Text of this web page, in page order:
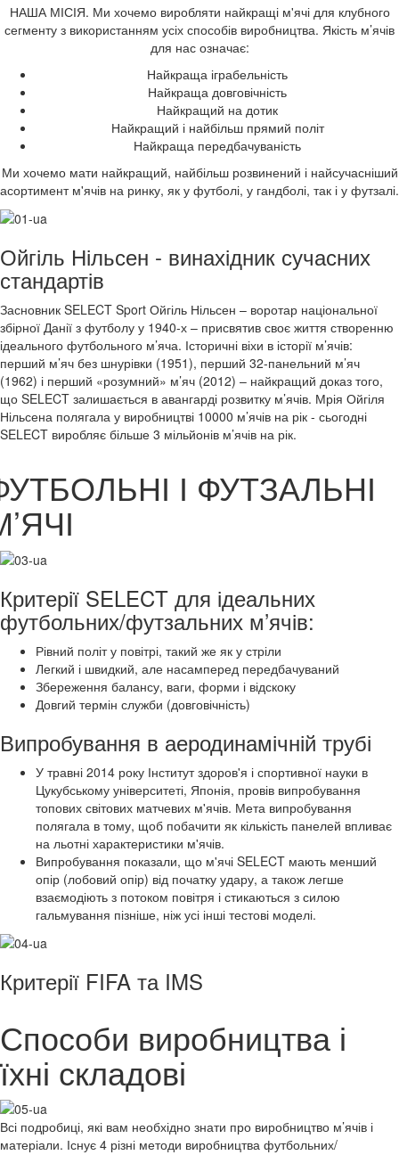
НАША МІСІЯ. Ми хочемо виробляти найкращі м'ячі для клубного
сегменту з використанням усіх способів виробництва. Якість м’ячів
для нас означає:
Найкраща іграбельність
Найкраща довговічність
Найкращий на дотик
Найкращий і найбільш прямий політ
Найкраща передбачуваність
Ми хочемо мати найкращий, найбільш розвинений і найсучасніший
асортимент м'ячів на ринку, як у футболі, у гандболі, так і у футзалі.
Ойгіль Нільсен - винахідник сучасних
стандартів
Засновник SELECT Sport Ойгіль Нільсен – воротар національної
збірної Данії з футболу у 1940-х – присвятив своє життя створенню
ідеального футбольного м’яча. Історичні віхи в історії м’ячів:
перший м’яч без шнурівки (1951), перший 32-панельний м’яч
(1962) і перший «розумний» м’яч (2012) – найкращий доказ того,
що SELECT залишається в авангарді розвитку м’ячів. Мрія Ойгіля
Нільсена полягала у виробництві 10000 м’ячів на рік - сьогодні
SELECT виробляє більше 3 мільйонів м’ячів на рік.
І ФУТЗАЛЬНІ
Критерії SELECT для ідеальних
футбольних/футзальних м’ячів:
Рівний політ у повітрі, такий же як у стріли
Легкий і швидкий, але насамперед передбачуваний
Збереження балансу, ваги, форми і відскоку
Довгий термін служби (довговічність)
Випробування в аеродинамічній трубі
У травні 2014 року Інститут здоров'я і спортивної науки в
Цукубському університеті, Японія, провів випробування
топових світових матчевих м'ячів. Мета випробування
полягала в тому, щоб побачити як кількість панелей впливає
на льотні характеристики м'ячів.
Випробування показали, що м'ячі SELECT мають менший
опір (лобовий опір) від початку удару, а також легше
взаємодіють з потоком повітря і стикаються з силою
гальмування пізніше, ніж усі інші тестові моделі.
Критерії FIFA та IMS
Способи виробництва і
їхні складові
Всі подробиці, які вам необхідно знати про виробництво м’ячів і
матеріали. Існує 4 різні методи виробництва футбольних/